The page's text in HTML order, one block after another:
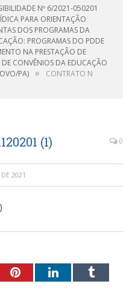
Nº 6/2021-050201
PARA ORIENTAÇÃO
DOS PROGRAMAS DA
PROGRAMAS DO PDDE
NA PRESTAÇÃO DE
CONVÊNIOS DA EDUCAÇÃO
PA) »
CONTRATO N
(1) 0
2021
PinterestLinkedInTumblr